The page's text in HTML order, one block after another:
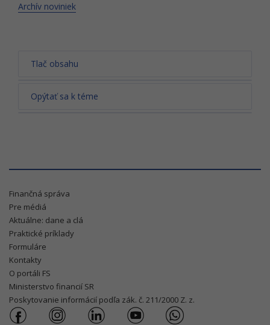
Archív noviniek
Tlač obsahu
Opýtať sa k téme
Finančná správa
Pre médiá
Aktuálne: dane a clá
Praktické príklady
Formuláre
Kontakty
O portáli FS
Ministerstvo financií SR
Poskytovanie informácií podľa zák. č. 211/2000 Z. z.